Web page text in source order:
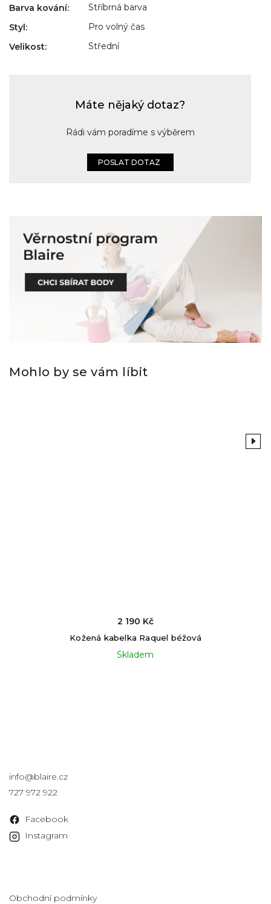
Barva kování:
Stříbrná barva
Styl:
Pro volný čas
Velikost: Střední
Máte nějaký dotaz?
Rádi vám poradíme s výběrem
POSLAT DOTAZ
Mohlo by se vám líbit
Previous
Kožená kabelka Raquel béžová
Skladem
2 190 Kč
Next
info@blaire.cz
727 972 922
Facebook
Instagram
Obchodní podmínky